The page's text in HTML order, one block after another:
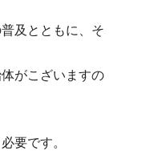
及とともに、そ
がこざいますの
要です。